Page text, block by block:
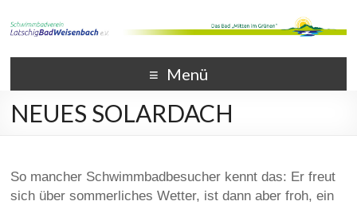
Menü
NEUES SOLARDACH
So mancher Schwimmbadbesucher kennt das: Er freut
sich über sommerliches Wetter, ist dann aber froh, ein